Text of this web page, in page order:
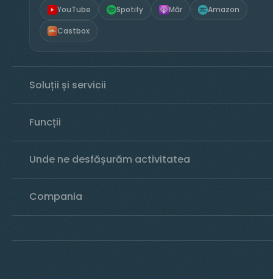
YouTube Spotify Măr Amazon
Castbox
Soluții și servicii
Funcții
Unde ne desfășurăm activitatea
Compania